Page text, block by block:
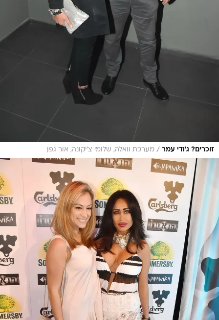
זוכרים? ג'ודי עמר / מערכת וואלה, שלומי צ'יקונה, אור גפן